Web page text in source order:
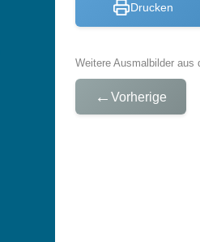
Drucken
Weitere Ausmalbilder aus
← Vorherige